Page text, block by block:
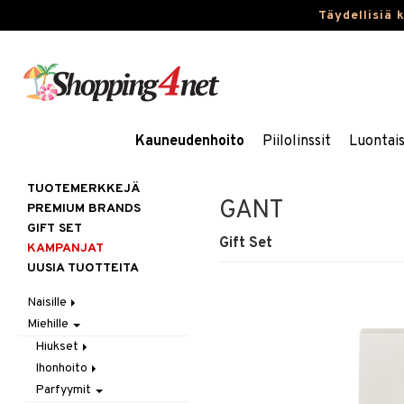
Täydellisiä
Kauneudenhoito Piilolinssit
GANT
Gift Set
TUOTEMERKKEJÄ
PREMIUM BRANDS
GIFT SET
KAMPANJAT
UUSIA TUOTTEITA
Naisille
Hiukset
Gift Set
Harjat / Kammat
Hiuskuurit
Ihonhoito
Aurinkotuotteet
Erikoistuotteet
Korut
Kaulakorut
Kosmetiikka
Miehille
Hiukset
Hiustenlähtö
Hiusväri
Ihonhoito
Aurinkotuotteet
Parfyymit